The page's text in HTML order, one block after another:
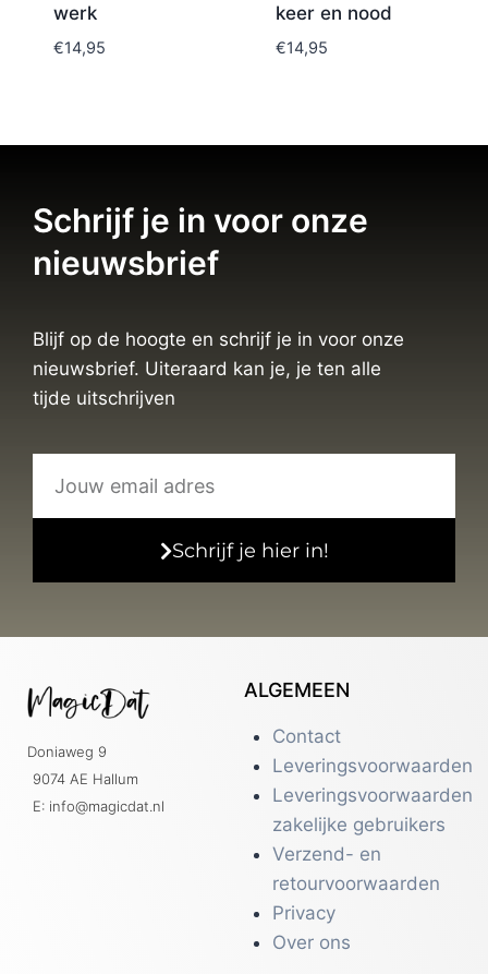
werk
€14,95
keer en nood
€14,95
Schrijf je in voor onze
nieuwsbrief
Blijf op de hoogte en schrijf je in voor onze
nieuwsbrief. Uiteraard kan je, je ten alle
tijde uitschrijven
Schrijf je hier in!
Doniaweg 9
9074 AE Hallum
E: info@magicdat.nl
ALGEMEEN
Contact
Leveringsvoorwaarden
Leveringsvoorwaarden
zakelijke gebruikers
Verzend- en
retourvoorwaarden
Privacy
Over ons